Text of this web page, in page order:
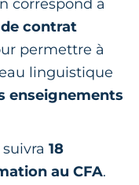
correspond à
contrat
permettre à
linguistique
enseignements
18
au CFA.